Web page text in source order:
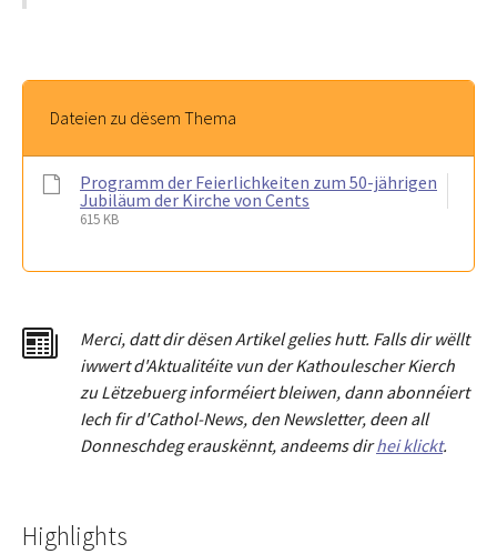
Dateien zu dësem Thema
Programm der Feierlichkeiten zum 50-jährigen
Jubiläum der Kirche von Cents
615 KB
Merci, dattdir dësen Artikel gelies hutt. Falls dir wëllt
iwwert d'Aktualitéite vun der Kathoulescher Kierch
zu Lëtzebuerg informéiert bleiwen, dann abonnéiert
Iech fir d'Cathol-News, den Newsletter, deen all
Donneschdeg erauskënnt, andeems dirhei klickt.
Highlights